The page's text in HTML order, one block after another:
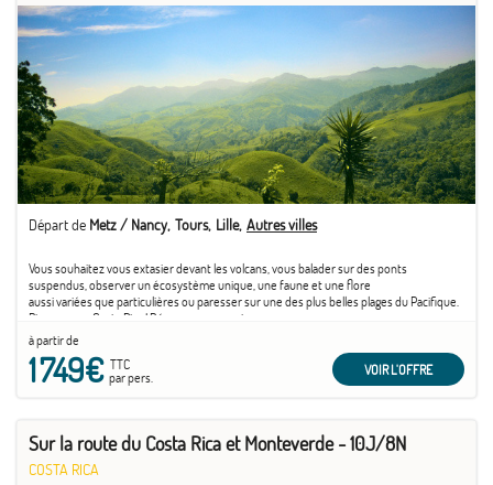
Départ de Metz / Nancy Tours Lille Autres villes
Vous souhaitez vous extasier devant les volcans, vous balader sur des ponts
suspendus, observer un écosystème unique, une faune et une flore
aussi variées que particulières ou paresser sur une des plus belles plages du Pacifique.
Bienvenu au Costa Rica ! Découvrez une nature
préservée, des paysages et une diversité surprenante pour un ...
à partir de
1 749€TTC
par pers.
VOIR L'OFFRE
Sur la route du Costa Rica et Monteverde - 10J/8N
COSTA RICA